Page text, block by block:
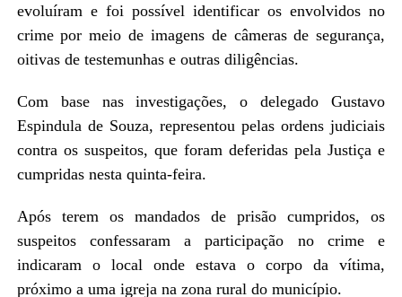
evoluíram e foi possível identificar os envolvidos no
crime por meio de imagens de câmeras de segurança,
oitivas de testemunhas e outras diligências.
Com base nas investigações, o delegado Gustavo
Espindula de Souza, representou pelas ordens judiciais
contra os suspeitos, que foram deferidas pela Justiça e
cumpridas nesta quinta-feira.
Após terem os mandados de prisão cumpridos, os
suspeitos confessaram a participação no crime e
indicaram o local onde estava o corpo da vítima,
próximo a uma igreja na zona rural do município.